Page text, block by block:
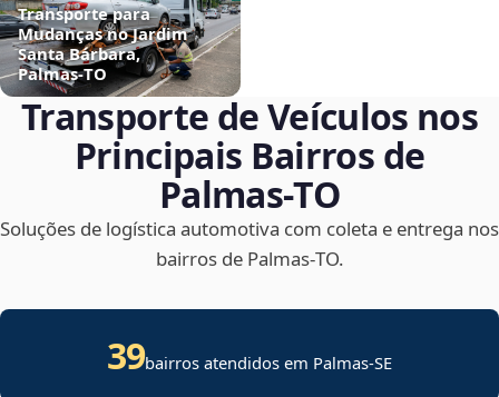
Transporte para
Mudanças no Jardim
Santa Bárbara,
Palmas‑TO
Transporte de Veículos nos
Principais Bairros de
Palmas‑TO
Soluções de logística automotiva com coleta e entrega nos
bairros de Palmas‑TO.
39bairros atendidos em Palmas-SE